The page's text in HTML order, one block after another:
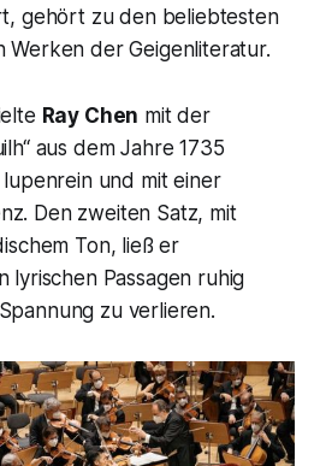
gehört zu den beliebtesten
Werken der Geigenliteratur.
Ray Chen mit der
aus dem Jahre 1735
und mit einer
Den zweiten Satz, mit
Ton, ließ er
lyrischen Passagen ruhig
zu verlieren.